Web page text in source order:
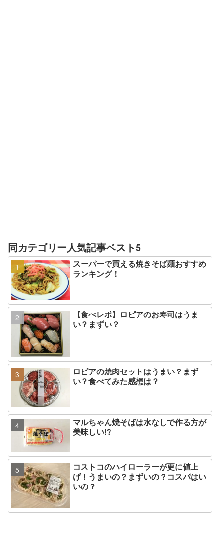
同カテゴリー人気記事ベスト5
スーパーで買える焼きそば麺おすすめ
ランキング！
【食べレポ】ロピアのお寿司はうま
い？まずい？
ロピアの焼肉セットはうまい？まず
い？食べてみた感想は？
マルちゃん焼そばは水なしで作る方が
美味しい!?
コストコのハイローラーが更に値上
げ！うまいの？まずいの？コスパはい
いの？